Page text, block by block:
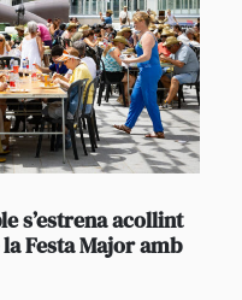
s’estrena acollint
Festa Major amb